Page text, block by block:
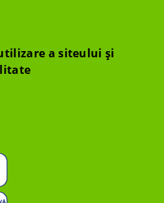
a siteului și